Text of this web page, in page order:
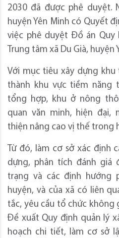
2030 đã được phê duyệt.
huyện Yên Minh có Quyết
việc phê duyệt Đồ án Quy
Trung tâm xã Du Già, huyện
Với mục tiêu xây dựng
thành khu vực tiềm năng
tổng hợp, khu ở nông
quan văn minh, hiện đại,
thiện nâng cao vị thế trong
Từ đó, làm cơ sở xác định
dựng, phân tích đánh giá
trạng và các định hướng
huyện, và của xã có liên
tắc, yêu cầu tổ chức không
Đề xuất Quy định quản lý
hoạch chi tiết, làm cơ sở